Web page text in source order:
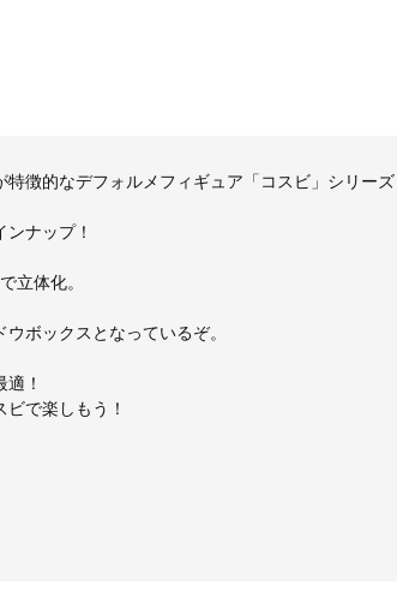
徴的なデフォルメフィギュア「コスビ」シリーズ
ナップ！
立体化。
ボックスとなっているぞ。
！
で楽しもう！